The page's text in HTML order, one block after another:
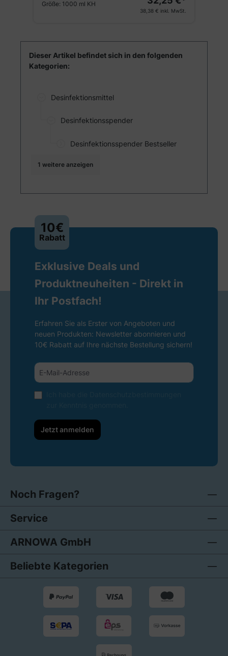
Größe: 1000 ml KH
38,38 € inkl. MwSt.
Dieser Artikel befindet sich in den folgenden
Kategorien:
Desinfektionsmittel
Desinfektionsspender
Desinfektionsspender Bestseller
1 weitere anzeigen
10€
Rabatt
Exklusive Deals und
Produktneuheiten - Direkt in
Ihr Postfach!
Erfahren Sie als Erster von Angeboten und
neuen Produkten: Newsletter abonnieren und
10€ Rabatt auf Ihre nächste Bestellung sichern!
Jetzt anmelden
Noch Fragen?
Service
ARNOWA GmbH
Beliebte Kategorien